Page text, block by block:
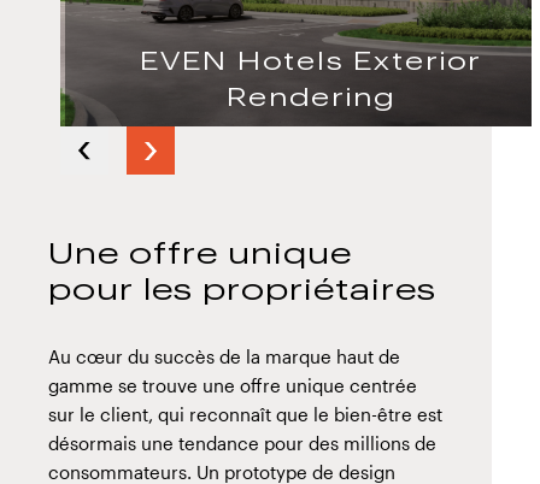
Une offre unique
pour les propriétaires
Au cœur du succès de la marque haut de
gamme se trouve une offre unique centrée
sur le client, qui reconnaît que le bien-être est
désormais une tendance pour des millions de
consommateurs. Un prototype de design
Previous
EVEN Hotels Exterior
Rendering